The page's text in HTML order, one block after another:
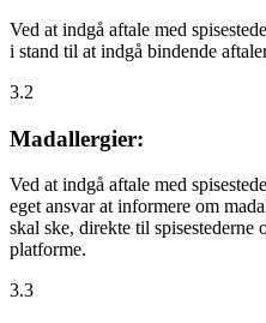
Ved at indgå aftale med
i stand til at indgå bindende
3.2
Madallergier:
Ved at indgå aftale med
eget ansvar at informere om
skal ske, direkte til spisestederne
platforme.
3.3